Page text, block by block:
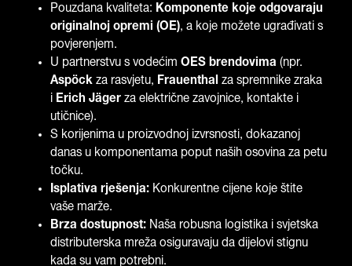
Pouzdana kvaliteta: Komponente koje odgovaraju
originalnoj opremi (OE), a koje možete ugrađivati s
povjerenjem.
U partnerstvu s vodećim OES brendovima (npr.
Aspöck za rasvjetu, Frauenthal za spremnike zraka
i Erich Jäger za električne zavojnice, kontakte i
utičnice).
S korijenima u proizvodnoj izvrsnosti, dokazanoj
danas u komponentama poput naših osovina za petu
točku.
Isplativa rješenja: Konkurentne cijene koje štite
vaše marže.
Brza dostupnost: Naša robusna logistika i svjetska
distributerska mreža osiguravaju da dijelovi stignu
kada su vam potrebni.